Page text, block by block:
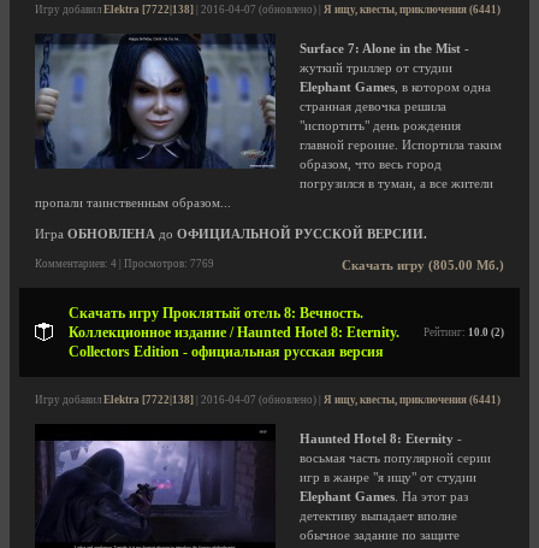
Игру добавил Elektra [7722|138] | 2016-04-07 (обновлено) | Я ищу, квесты, приключения (6441)
Surface 7: Alone in the Mist -
жуткий триллер от студии
Elephant Games , в котором одна
странная девочка решила
"испортить" день рождения
главной героине. Испортила таким
образом, что весь город
погрузился в туман, а все жители
пропали таинственным образом...
Игра ОБНОВЛЕНА до ОФИЦИАЛЬНОЙ РУССКОЙ ВЕРСИИ.
Скачать игру (805.00 Мб.)
Комментариев: 4 | Просмотров: 7769
Скачать игру Проклятый отель 8: Вечность.
Коллекционное издание / Haunted Hotel 8: Eternity.
Collectors Edition - официальная русская версия
Рейтинг: 10.0 (2)
Игру добавил Elektra [7722|138] | 2016-04-07 (обновлено) | Я ищу, квесты, приключения (6441)
Haunted Hotel 8: Eternity -
восьмая часть популярной серии
игр в жанре "я ищу" от студии
Elephant Games . На этот раз
детективу выпадает вполне
обычное задание по защите